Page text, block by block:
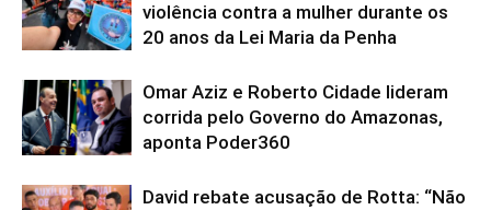
violência contra a mulher durante os
20 anos da Lei Maria da Penha
Omar Aziz e Roberto Cidade lideram
corrida pelo Governo do Amazonas,
aponta Poder360
David rebate acusação de Rotta: “Não